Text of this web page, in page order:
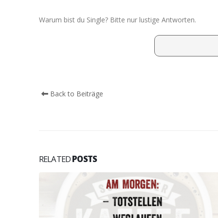
Warum bist du Single? Bitte nur lustige Antworten.
Back to Beiträge
RELATEDPOSTS